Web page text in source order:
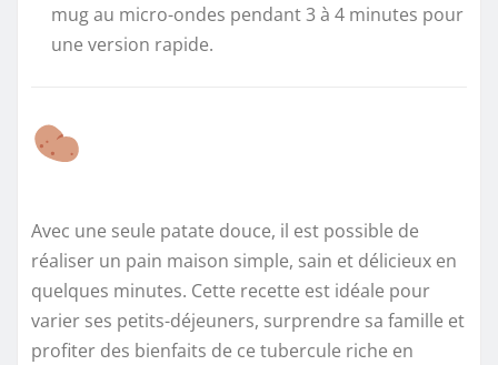
mug au micro-ondes pendant 3 à 4 minutes pour
une version rapide.
Avec une seule patate douce, il est possible de
réaliser un pain maison simple, sain et délicieux en
quelques minutes. Cette recette est idéale pour
varier ses petits-déjeuners, surprendre sa famille et
profiter des bienfaits de ce tubercule riche en